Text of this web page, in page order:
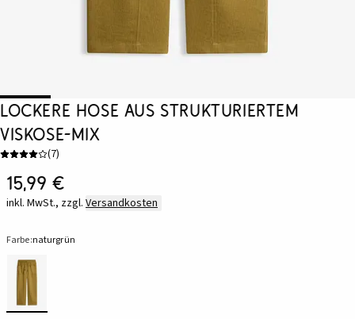
Lockere Hose aus strukturiertem
Viskose-Mix
(7)
15,99 €
inkl. MwSt., zzgl. Versandkosten
Farbe:naturgrün